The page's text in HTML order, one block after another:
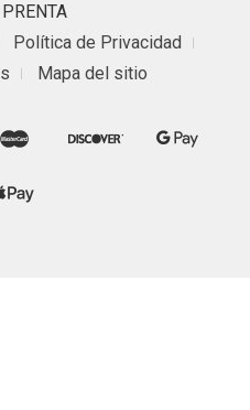
Política de Privacidad
Mapa del sitio